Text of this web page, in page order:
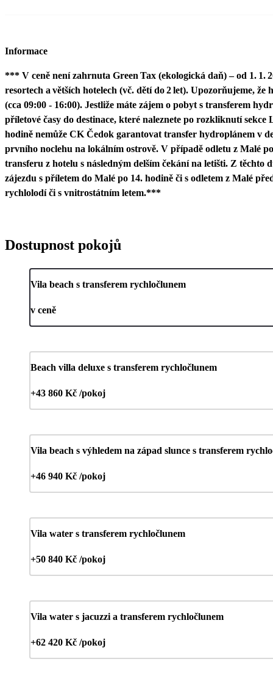
Informace
*** V ceně není zahrnuta Green Tax (ekologická daň) – od 1. 1.
resortech a větších hotelech (vč. dětí do 2 let). Upozorňujeme,
(cca 09:00 - 16:00). Jestliže máte zájem o pobyt s transferem
příletové časy do destinace, které naleznete po rozkliknutí
hodině nemůže CK Čedok garantovat transfer hydroplánem v
prvního noclehu na lokálním ostrově. V případě odletu z Malé
transferu z hotelu s následným delším čekání na letišti. Z
zájezdu s příletem do Malé po 14. hodině či s odletem z Malé
rychlolodí či s vnitrostátním letem.***
Dostupnost pokojů
Vila beach s transferem rychločlunem
v ceně
Beach villa deluxe s transferem rychločlunem
+43 860 Kč /pokoj
Vila beach s výhledem na západ slunce s transferem
+46 940 Kč /pokoj
Vila water s transferem rychločlunem
+50 840 Kč /pokoj
Vila water s jacuzzi a transferem rychločlunem
+62 420 Kč /pokoj